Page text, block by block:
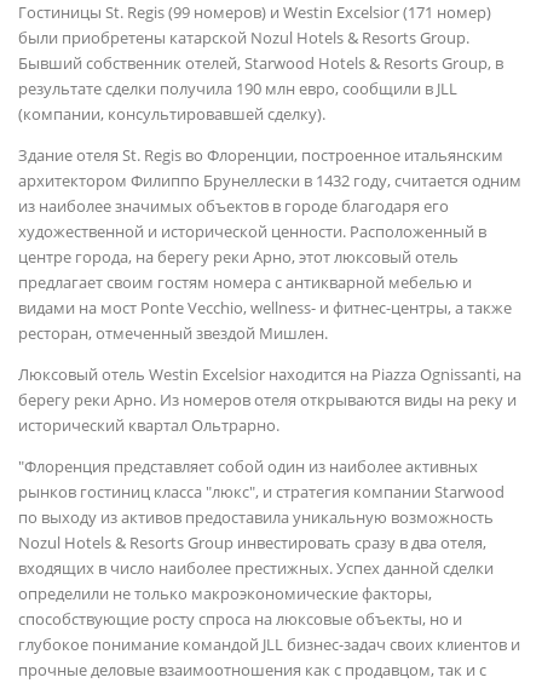
Гостиницы St. Regis (99 номеров) и Westin Excelsior (171 номер)
были приобретены катарской Nozul Hotels & Resorts Group.
Бывший собственник отелей, Starwood Hotels & Resorts Group, в
результате сделки получила 190 млн евро, сообщили в JLL
(компании, консультировавшей сделку).
Здание отеля St. Regis во Флоренции, построенное итальянским
архитектором Филиппо Брунеллески в 1432 году, считается одним
из наиболее значимых объектов в городе благодаря его
художественной и исторической ценности. Расположенный в
центре города, на берегу реки Арно, этот люксовый отель
предлагает своим гостям номера с антикварной мебелью и
видами на мост Ponte Vecchio, wellness- и фитнес-центры, а также
ресторан, отмеченный звездой Мишлен.
Люксовый отель Westin Excelsior находится на Piazza Ognissanti, на
берегу реки Арно. Из номеров отеля открываются виды на реку и
исторический квартал Ольтрарно.
"Флоренция представляет собой один из наиболее активных
рынков гостиниц класса "люкс", и стратегия компании Starwood
по выходу из активов предоставила уникальную возможность
Nozul Hotels & Resorts Group инвестировать сразу в два отеля,
входящих в число наиболее престижных. Успех данной сделки
определили не только макроэкономические факторы,
способствующие росту спроса на люксовые объекты, но и
глубокое понимание командой JLL бизнес-задач своих клиентов и
прочные деловые взаимоотношения как с продавцом, так и с